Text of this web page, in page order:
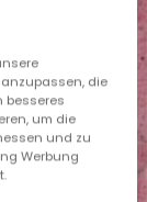
die
besseres
um die
und zu
Werbung